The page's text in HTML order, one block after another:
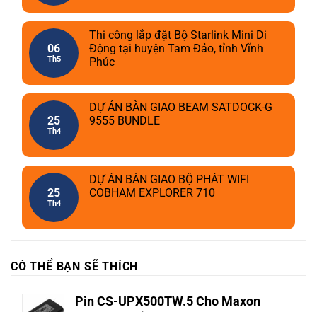
06
Th5
Thi công lắp đặt Bộ Starlink Mini Di
Động tại huyện Tam Đảo, tỉnh Vĩnh
Phúc
25
Th4
DỰ ÁN BÀN GIAO BEAM SATDOCK-G
9555 BUNDLE
25
Th4
DỰ ÁN BÀN GIAO BỘ PHÁT WIFI
COBHAM EXPLORER 710
CÓ THỂ BẠN SẼ THÍCH
Pin CS-UPX500TW.5 Cho Maxon